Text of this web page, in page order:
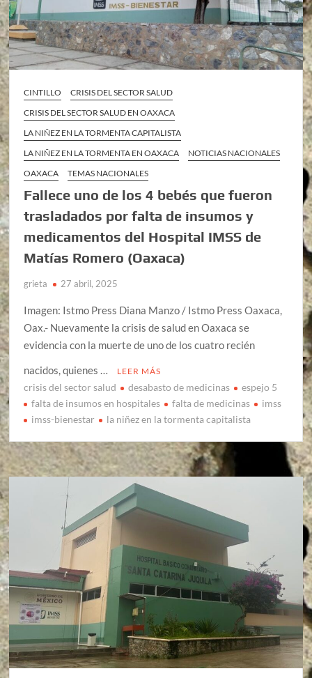
CINTILLO
CRISIS DEL SECTOR SALUD
CRISIS DEL SECTOR SALUD EN OAXACA
LA NIÑEZ EN LA TORMENTA CAPITALISTA
LA NIÑEZ EN LA TORMENTA EN OAXACA
NOTICIAS NACIONALES
OAXACA
TEMAS NACIONALES
Fallece uno de los 4 bebés que fueron
trasladados por falta de insumos y
medicamentos del Hospital IMSS de
Matías Romero (Oaxaca)
grieta 27 abril, 2025
Imagen: Istmo Press Diana Manzo / Istmo Press Oaxaca,
Oax.- Nuevamente la crisis de salud en Oaxaca se
evidencia con la muerte de uno de los cuatro recién
nacidos, quienes …
LEER MÁS
crisis del sector salud desabasto de medicinas
espejo 5
falta de insumos en hospitales
falta de medicinas
imss
imss-bienestar
la niñez en la tormenta capitalista